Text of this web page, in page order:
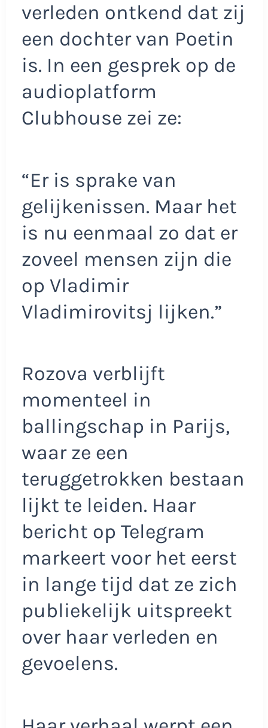
verleden ontkend dat zij
een dochter van Poetin
is. In een gesprek op de
audioplatform
Clubhouse zei ze:
“Er is sprake van
gelijkenissen. Maar het
is nu eenmaal zo dat er
zoveel mensen zijn die
op Vladimir
Vladimirovitsj lijken.”
Rozova verblijft
momenteel in
ballingschap in Parijs,
waar ze een
teruggetrokken bestaan
lijkt te leiden. Haar
bericht op Telegram
markeert voor het eerst
in lange tijd dat ze zich
publiekelijk uitspreekt
over haar verleden en
gevoelens.